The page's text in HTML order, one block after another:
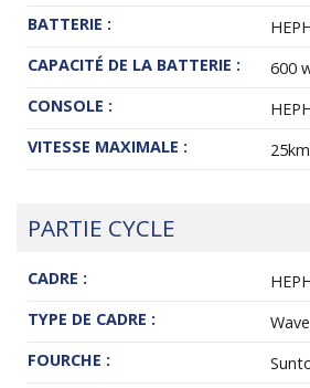
BATTERIE :
CAPACITÉ DE LA BATTERIE :
600
CONSOLE :
VITESSE MAXIMALE :
PARTIE CYCLE
CADRE :
TYPE DE CADRE :
FOURCHE :